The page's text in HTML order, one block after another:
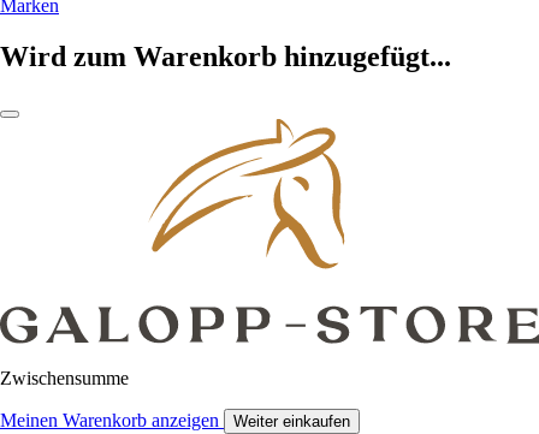
Marken
Wird zum Warenkorb hinzugefügt...
Zwischensumme
Meinen Warenkorb anzeigen Weiter einkaufen